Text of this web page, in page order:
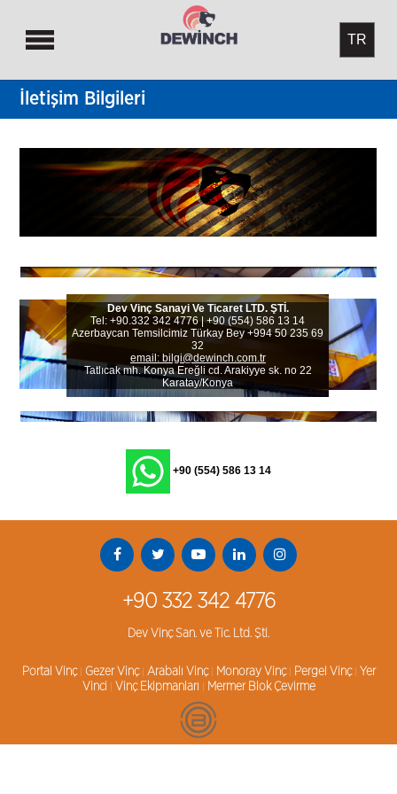
İletişim Bilgileri
Dev Vinç Sanayi Ve Ticaret LTD. ŞTİ.
Tel: +90.332 342 4776 | +90 (554) 586 13 14
Azerbaycan Temsilcimiz Türkay Bey +994 50 235 69
32
email: bilgi@dewinch.com.tr
Tatlıcak mh. Konya Ereğli cd. Arakiyye sk. no 22
Karatay/Konya
+90 (554) 586 13 14
+90 332 342 4776
Dev Vinç San. ve Tic. Ltd. Şti.
Portal Vinç| Gezer Vinç| Arabalı Vinç| Monoray Vinç| Pergel Vinç|
Yer
Vinci
Vinç Ekipmanları Mermer Blok Çevirme